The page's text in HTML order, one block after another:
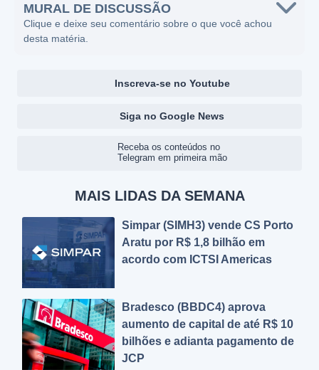
MURAL DE DISCUSSÃO
Clique e deixe seu comentário sobre o que você achou
desta matéria.
Inscreva-se no Youtube
Siga no Google News
Receba os conteúdos no
Telegram em primeira mão
MAIS LIDAS DA SEMANA
Simpar (SIMH3) vende CS Porto
Aratu por R$ 1,8 bilhão em
acordo com ICTSI Americas
Bradesco (BBDC4) aprova
aumento de capital de até R$ 10
bilhões e adianta pagamento de
JCP